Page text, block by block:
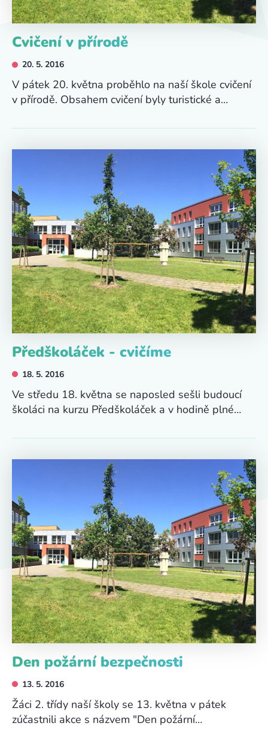
Cvičení v přírodě
20. 5. 2016
V pátek 20. května proběhlo na naší škole cvičení
v přírodě. Obsahem cvičení byly turistické a…
Předškoláček - cvičíme
18. 5. 2016
Ve středu 18. května se naposled sešli budoucí
školáci na kurzu Předškoláček a v hodině plné…
Den požární bezpečnosti
13. 5. 2016
Žáci 2. třídy naší školy se 13. května v pátek
zúčastnili akce s názvem "Den požární…